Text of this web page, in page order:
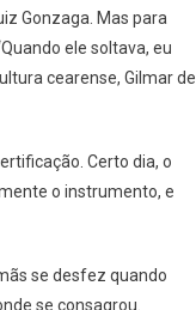
Gonzaga. Mas para
ele soltava, eu
cearense, Gilmar de
Certo dia, o
o instrumento, e
se desfez quando
se consagrou.